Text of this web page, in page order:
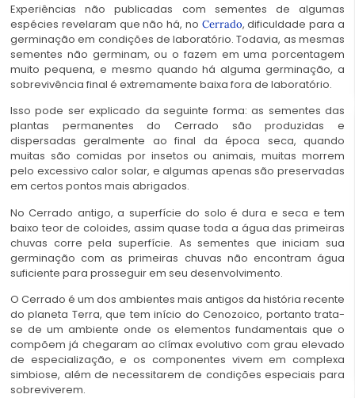
Experiências não publicadas com sementes de algumas
espécies revelaram que não há, no Cerrado, dificuldade para a
germinação em condições de laboratório. Todavia, as mesmas
sementes não germinam, ou o fazem em uma porcentagem
muito pequena, e mesmo quando há alguma germinação, a
sobrevivência final é extremamente baixa fora de laboratório.
Isso pode ser explicado da seguinte forma: as sementes das
plantas permanentes do Cerrado são produzidas e
dispersadas geralmente ao final da época seca, quando
muitas são comidas por insetos ou animais, muitas morrem
pelo excessivo calor solar, e algumas apenas são preservadas
em certos pontos mais abrigados.
No Cerrado antigo, a superfície do solo é dura e seca e tem
baixo teor de coloides, assim quase toda a água das primeiras
chuvas corre pela superfície. As sementes que iniciam sua
germinação com as primeiras chuvas não encontram água
suficiente para prosseguir em seu desenvolvimento.
O Cerrado é um dos ambientes mais antigos da história recente
do planeta Terra, que tem início do Cenozoico, portanto trata-
se de um ambiente onde os elementos fundamentais que o
compõem já chegaram ao clímax evolutivo com grau elevado
de especialização, e os componentes vivem em complexa
simbiose, além de necessitarem de condições especiais para
sobreviverem.